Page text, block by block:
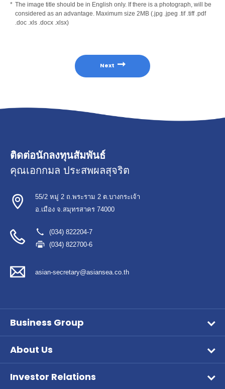
The image title should be in English only. If there is a photograph, will be
considered as an advantage. Maximum size 2MB (.jpg .jpeg .tif .tiff .pdf
.doc .xls .docx .xlsx)
Next
ติดต่อนักลงทุนสัมพันธ์
คุณเอกกมล ประสพผลสุจริต
55/2 หมู่ 2 ถ.พระราม 2 ต.บางกระเจ้า
อ.เมือง จ.สมุทรสาคร 74000
(034) 822204-7
(034) 822700-6
asian-secretary@asiansea.co.th
Business Group
Frozen Food
About Us
Company Overview
Investor Relations